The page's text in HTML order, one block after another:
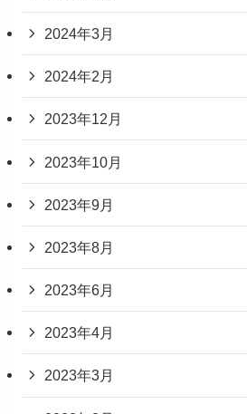
2024年3月
2024年2月
2023年12月
2023年10月
2023年9月
2023年8月
2023年6月
2023年4月
2023年3月